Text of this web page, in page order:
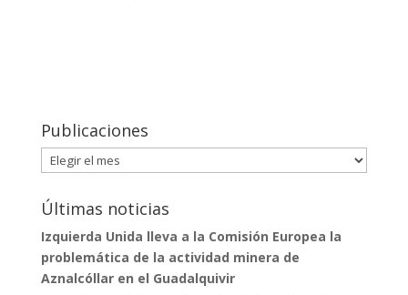
Publicaciones
Publicaciones
Últimas noticias
Izquierda Unida lleva a la Comisión Europea la
problemática de la actividad minera de
Aznalcóllar en el Guadalquivir